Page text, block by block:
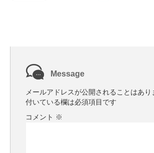
Message
メールアドレスが公開されることはあり
付いている欄は必須項目です
コメント ※